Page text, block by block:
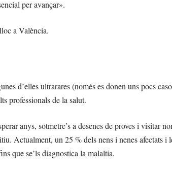
per avançar».
a València.
d’elles ultrarares (només es donen uns pocs
professionals de la salut.
anys, sotmetre’s a desenes de proves i visitar
Actualment, un 25 % dels nens i nenes afectats i
que se’ls diagnostica la malaltia.